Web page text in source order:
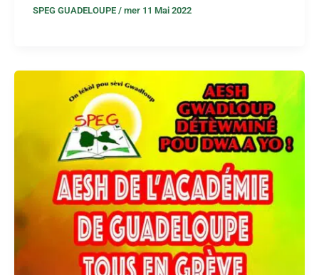
SPEG GUADELOUPE / mer 11 Mai 2022